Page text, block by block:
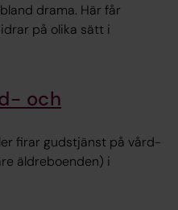
drama. Här får
på olika sätt i
och
firar gudstjänst på vård-
äldreboenden) i